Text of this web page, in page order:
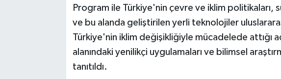
Program ile Türkiye'nin çevre ve iklim politikaları,
ve bu alanda geliştirilen yerli teknolojiler
Türkiye'nin iklim değişikliğiyle mücadelede attığı
alanındaki yenilikçi uygulamaları ve bilimsel
tanıtıldı.